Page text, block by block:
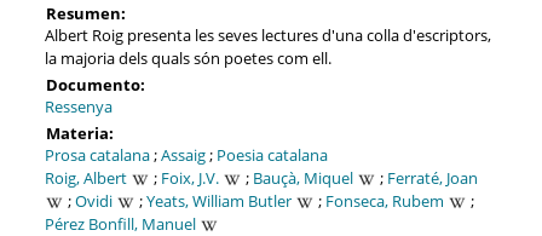
Resumen:
Albert Roig presenta les seves lectures d'una colla d'escriptors,
la majoria dels quals són poetes com ell.
Documento:
Ressenya
Materia:
Prosa catalana;Assaig; Poesia catalana
Roig, Albert
; Foix, J.V. ; Bauçà, Miquel ; Ferraté, Joan
;Ovidi ;Yeats, William Butler ; Fonseca, Rubem
;
Pérez Bonfill, Manuel